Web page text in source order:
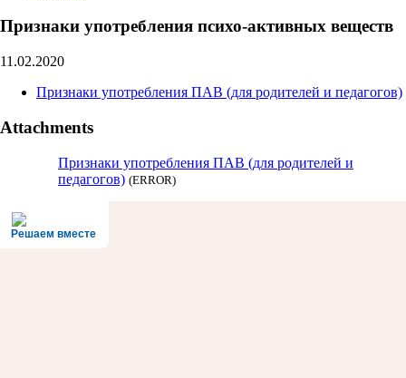
Признаки употребления психо-активных веществ
11.02.2020
Признаки употребления ПАВ (для родителей и педагогов)
Attachments
Признаки употребления ПАВ (для родителей и
педагогов) (ERROR)
Решаем вместе